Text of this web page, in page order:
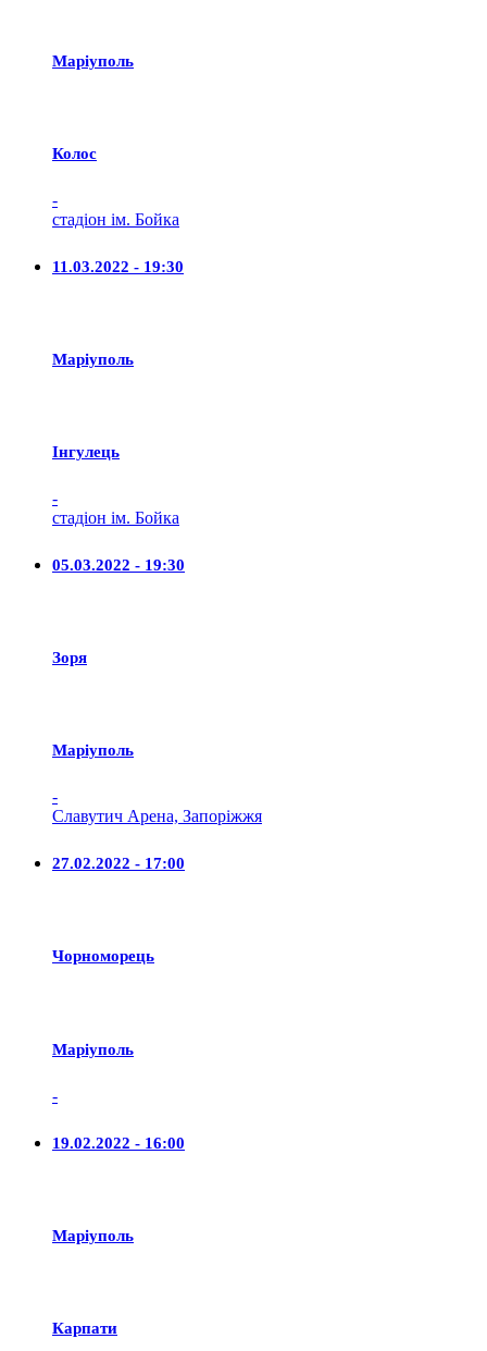
Маріуполь
Колос
-
стадіон ім. Бойка
11.03.2022 - 19:30
Маріуполь
Iнгулець
-
стадіон ім. Бойка
05.03.2022 - 19:30
Зоря
Маріуполь
-
Славутич Арена, Запоріжжя
27.02.2022 - 17:00
Чорноморець
Маріуполь
-
19.02.2022 - 16:00
Маріуполь
Карпати